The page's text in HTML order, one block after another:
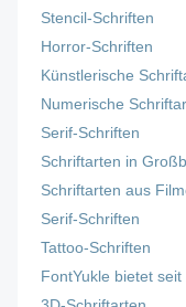
Stencil-Schriften
Horror-Schriften
Künstlerische
Numerische
Serif-Schriften
Schriftarten in
Schriftarten aus
Serif-Schriften
Tattoo-Schriften
FontYukle bietet